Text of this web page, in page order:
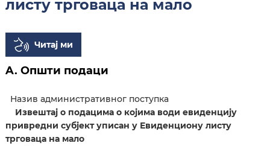
листу трговаца на мало
Читај ми
A. Општи подаци
Назив административног поступка
Извештај о подацима о којима води евиденцију
привредни субјект уписан у Евиденциону листу
трговаца на мало